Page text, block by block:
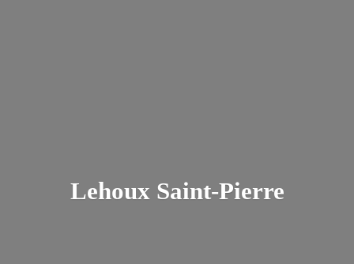
Lehoux Saint-Pierre